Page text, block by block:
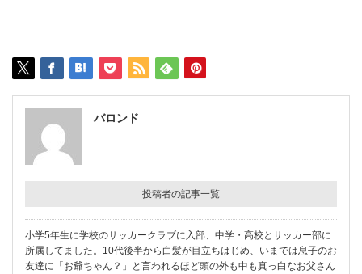
バロンド
投稿者の記事一覧
小学5年生に学校のサッカークラブに入部、中学・高校とサッカー部に
所属してました。10代後半から白髪が目立ちはじめ、いまでは息子のお
友達に「お爺ちゃん？」と言われるほど頭の外も中も真っ白なお父さん